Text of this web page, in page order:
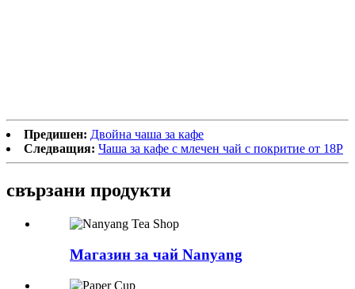
Предишен: Двойна чаша за кафе
Следващия: Чаша за кафе с млечен чай с покритие от 18P
свързани продукти
Магазин за чай Nanyang